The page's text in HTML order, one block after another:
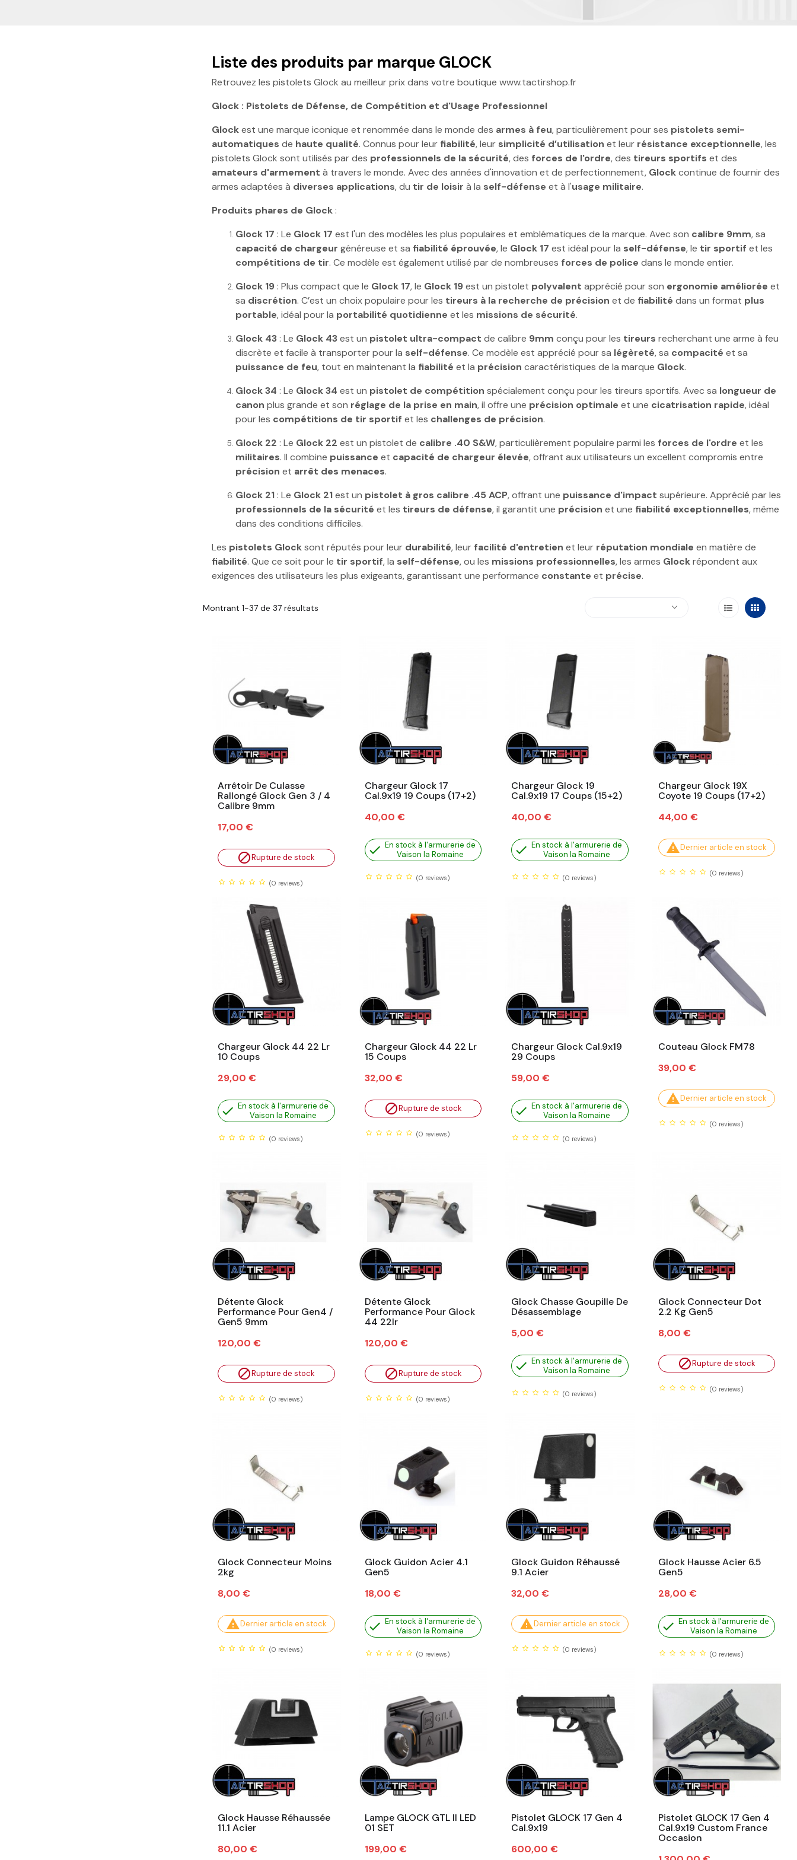
Liste des produits par marque GLOCK
Retrouvez les pistolets Glock au meilleur prix dans votre boutique www.tactirshop.fr
Glock : Pistolets de Défense, de Compétition et d'Usage Professionnel
Glockest une marque iconique et renommée dans le monde des armes à feu, particulièrement pour ses pistolets semi-
automatiques de haute qualité. Connus pour leur fiabilité, leur simplicité d’utilisation et leur résistance exceptionnelle, les
pistolets Glock sont utilisés par des professionnels de la sécurité, des forces de l'ordre, des tireurs sportifs et des
amateurs d'armement à travers le monde. Avec des années d'innovation et de perfectionnement, Glockcontinue de fournir des
armes adaptées à diverses applications, du tir de loisir à la self-défense et à l'usage militaire.
Produits phares de Glock:
Glock 17 : Le Glock 17 est l'un des modèles les plus populaires et emblématiques de la marque. Avec son calibre 9mm, sa
capacité de chargeur généreuse et sa fiabilité éprouvée, le Glock 17 est idéal pour la self-défense, le tir sportif et les
compétitions de tir. Ce modèle est également utilisé par de nombreuses forces de police dans le monde entier.
Glock 19: Plus compact que le Glock 17, le Glock 19est un pistolet polyvalent apprécié pour son ergonomie améliorée et
sa discrétion. C’est un choix populaire pour les tireurs à la recherche de précision et de fiabilité dans un format plus
portable, idéal pour la portabilité quotidienne et les missions de sécurité.
Glock 43: Le Glock 43est un pistolet ultra-compact de calibre 9mm conçu pour les tireurs recherchant une arme à feu
discrète et facile à transporter pour la self-défense. Ce modèle est apprécié pour sa légèreté, sa compacité et sa
puissance de feu, tout en maintenant la fiabilité et la précision caractéristiques de la marque Glock.
Glock 34 : Le Glock 34 est un pistolet de compétition spécialement conçu pour les tireurs sportifs. Avec sa longueur de
canon plus grande et son réglage de la prise en main, il offre une précision optimale et une cicatrisation rapide, idéal
pour les compétitions de tir sportif et les challenges de précision.
Glock 22 : Le Glock 22 est un pistolet de calibre .40 S&W, particulièrement populaire parmi les forces de l'ordre et les
militaires. Il combine puissance et capacité de chargeur élevée, offrant aux utilisateurs un excellent compromis entre
précision et arrêt des menaces.
Glock 21: Le Glock 21est un pistolet à gros calibre .45 ACP, offrant une puissance d'impact supérieure. Apprécié par les
professionnels de la sécurité et les tireurs de défense, il garantit une précision et une fiabilité exceptionnelles, même
dans des conditions difficiles.
Les pistolets Glocksont réputés pour leur durabilité, leur facilité d'entretien et leur réputation mondiale en matière de
fiabilité. Que ce soit pour le tir sportif, la self-défense, ou les missions professionnelles, les armes Glockrépondent aux
exigences des utilisateurs les plus exigeants, garantissant une performance constante et précise.
Montrant 1-37 de 37 résultats
Arrêtoir De Culasse
Rallongé Glock Gen 3 / 4
Calibre 9mm
Prix
17,00 €
Rupture de stock
(0 reviews)
Chargeur Glock 17
Cal.9x19 19 Coups (17+2)
Prix
40,00 €
 En stock à l'armurerie de
Vaison la Romaine
(0 reviews)
Chargeur Glock 19
Cal.9x19 17 Coups (15+2)
Prix
40,00 €
 En stock à l'armurerie de
Vaison la Romaine
(0 reviews)
Chargeur Glock 19X
Coyote 19 Coups (17+2)
Prix
44,00 €
Dernier article en stock
(0 reviews)
Chargeur Glock 44 22 Lr
10 Coups
Prix
29,00 €
 En stock à l'armurerie de
Vaison la Romaine
(0 reviews)
Chargeur Glock 44 22 Lr
15 Coups
Prix
32,00 €
Rupture de stock
(0 reviews)
Chargeur Glock Cal.9x19
29 Coups
Prix
59,00 €
 En stock à l'armurerie de
Vaison la Romaine
(0 reviews)
Couteau Glock FM78
Prix
39,00 €
Dernier article en stock
(0 reviews)
Détente Glock
Performance Pour Gen4 /
Gen5 9mm
Prix
120,00 €
Rupture de stock
(0 reviews)
Détente Glock
Performance Pour Glock
44 22lr
Prix
120,00 €
Rupture de stock
(0 reviews)
Glock Chasse Goupille De
Désassemblage
Prix
5,00 €
 En stock à l'armurerie de
Vaison la Romaine
(0 reviews)
Glock Connecteur Dot
2.2 Kg Gen5
Prix
8,00 €
Rupture de stock
(0 reviews)
Glock Connecteur Moins
2kg
Prix
8,00 €
Dernier article en stock
(0 reviews)
Glock Guidon Acier 4.1
Gen5
Prix
18,00 €
 En stock à l'armurerie de
Vaison la Romaine
(0 reviews)
Glock Guidon Réhaussé
9.1 Acier
Prix
32,00 €
Dernier article en stock
(0 reviews)
Glock Hausse Acier 6.5
Gen5
Prix
28,00 €
 En stock à l'armurerie de
Vaison la Romaine
(0 reviews)
Glock Hausse Réhaussée
11.1 Acier
Prix
80,00 €
Lampe GLOCK GTL II LED
01 SET
Prix
199,00 €
Pistolet GLOCK 17 Gen 4
Cal.9x19
Prix
600,00 €
Pistolet GLOCK 17 Gen 4
Cal.9x19 Custom France
Occasion